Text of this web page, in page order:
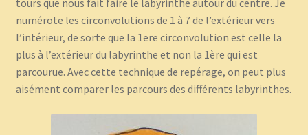
tours que nous fait faire le labyrinthe autour du centre. Je
numérote les circonvolutions de 1 à 7 de l’extérieur vers
l’intérieur, de sorte que la 1ere circonvolution est celle la
plus à l’extérieur du labyrinthe et non la 1ère qui est
parcourue. Avec cette technique de repérage, on peut plus
aisément comparer les parcours des différents labyrinthes.